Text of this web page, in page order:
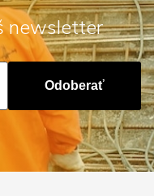
newsletter
Odoberať